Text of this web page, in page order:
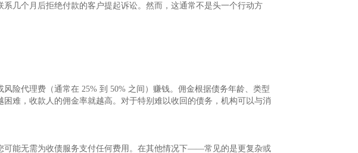
几个月后拒绝付款的客户提起诉讼。然而，这通常不是头一个行动方
险代理费（通常在 25% 到 50% 之间）赚钱。佣金根据债务年龄、类型
难，收款人的佣金率就越高。对于特别难以收回的债务，机构可以与消
可能无需为收债服务支付任何费用。在其他情况下——常见的是更复杂或